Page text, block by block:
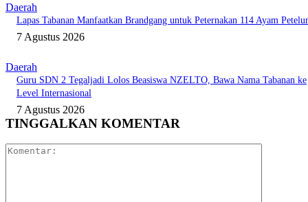
Daerah
Lapas Tabanan Manfaatkan Brandgang untuk Peternakan 114 Ayam Petelur
7 Agustus 2026
Daerah
Guru SDN 2 Tegaljadi Lolos Beasiswa NZELTO, Bawa Nama Tabanan ke
Level Internasional
7 Agustus 2026
TINGGALKAN KOMENTAR